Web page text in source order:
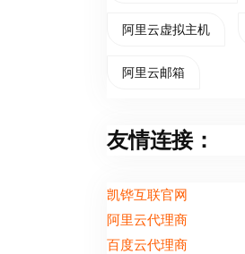
阿里云虚拟主机
阿里云邮箱
友情连接：
凯铧互联官网
阿里云代理商
百度云代理商